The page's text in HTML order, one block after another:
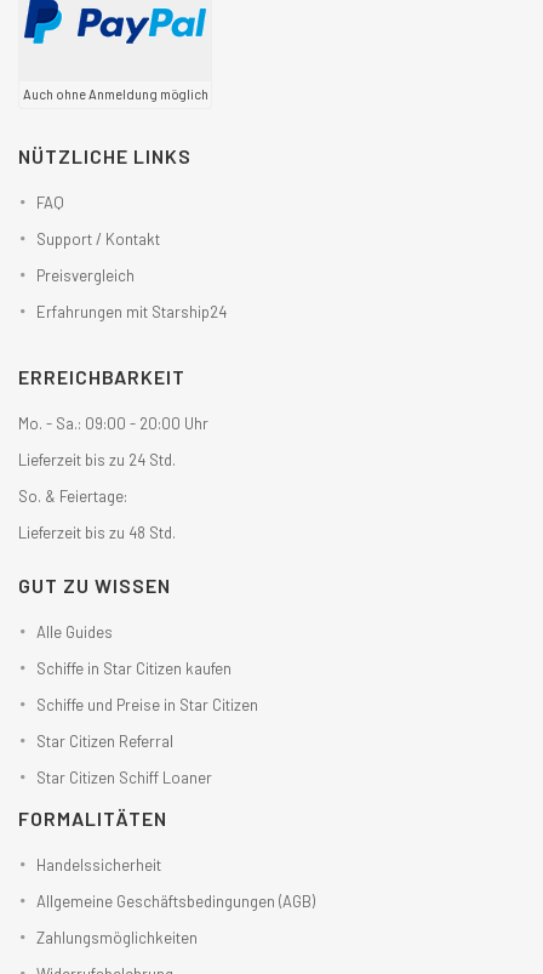
Auch ohne Anmeldung möglich
NÜTZLICHE LINKS
FAQ
Support / Kontakt
Preisvergleich
Erfahrungen mit Starship24
ERREICHBARKEIT
Mo. - Sa.: 09:00 - 20:00 Uhr
Lieferzeit bis zu 24 Std.
So. & Feiertage:
Lieferzeit bis zu 48 Std.
GUT ZU WISSEN
Alle Guides
Schiffe in Star Citizen kaufen
Schiffe und Preise in Star Citizen
Star Citizen Referral
Star Citizen Schiff Loaner
FORMALITÄTEN
Handelssicherheit
Allgemeine Geschäftsbedingungen (AGB)
Zahlungsmöglichkeiten